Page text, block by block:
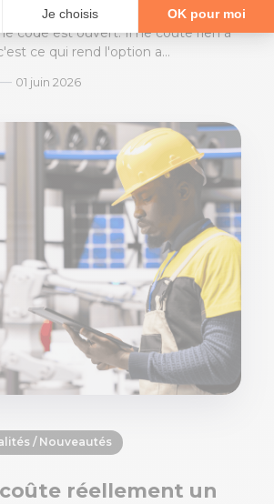
est un logiciel de gestion de
code est ouvert. Il ne coûte rien à
ce qui rend l'option a...
01 juin 2026
/ Nouveautés
réellement un